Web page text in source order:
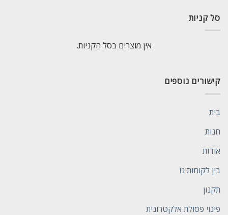
סל קניות
אין מוצרים בסל הקניות.
קישורים נוספים
בית
חנות
אודות
בין לקוחותינו
תקנון
פינוי פסולת אלקטרונית